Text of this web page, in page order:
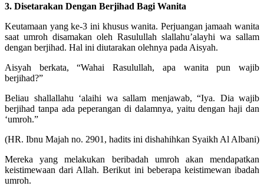
3. Disetarakan Dengan Berjihad Bagi Wanita
Keutamaan yang ke-3 ini khusus wanita. Perjuangan jamaah wanita
saat umroh disamakan oleh Rasulullah slallahu’alayhi wa sallam
dengan berjihad. Hal ini diutarakan olehnya pada Aisyah.
Aisyah berkata, “Wahai Rasulullah, apa wanita pun wajib
berjihad?”
Beliau shallallahu ‘alaihi wa sallam menjawab, “Iya. Dia wajib
berjihad tanpa ada peperangan di dalamnya, yaitu dengan haji dan
‘umroh.”
(HR. Ibnu Majah no. 2901, hadits ini dishahihkan Syaikh Al Albani)
Mereka yang melakukan beribadah umroh akan mendapatkan
keistimewaan dari Allah. Berikut ini beberapa keistimewan ibadah
umroh.